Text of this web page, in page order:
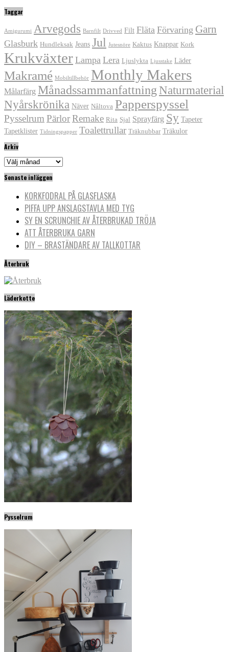
Taggar
Amigurumi Arvegods Barnfilt Drivved Filt Fläta Förvaring Garn
Glasburk Hundleksak Jeans Jul Jutesnöre Kaktus Knappar Kork
Krukväxter Lampa Lera Ljuslykta Ljusstake Läder
Makramé Mobiltillbehör Monthly Makers
Målarfärg Månadssammanfattning Naturmaterial
Nyårskrönika Näver Nåltova Papperspyssel
PysselrumPärlorRemake Rita Sjal Sprayfärg Sy Tapeter
Tapetklister Tidningspapper Toalettrullar Träknubbar Träkulor
Arkiv
Arkiv
Senaste inläggen
KORKFODRAL PÅ GLASFLASKA
PIFFA UPP ANSLAGSTAVLA MED TYG
SY EN SCRUNCHIE AV ÅTERBRUKAD TRÖJA
ATT ÅTERBRUKA GARN
DIY – BRASTÄNDARE AV TALLKOTTAR
Återbruk
Läderkotte
Pysselrum